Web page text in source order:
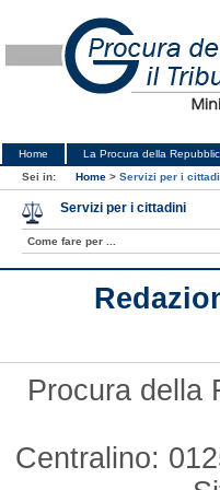
Home La Procura della
Sei in:
Home > Servizi per i
Servizi per i cittadini
Come fare per ...
Procura della
Centralino: